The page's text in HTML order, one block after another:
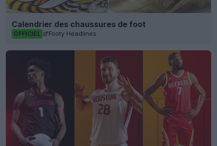
Calendrier des chaussures de foot
OFFICIEL Footy Headlines